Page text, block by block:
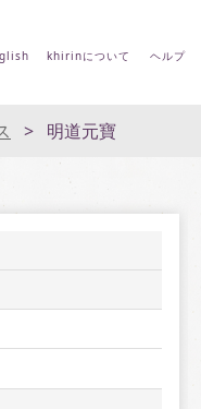
khirinについて ヘルプ
明道元寶